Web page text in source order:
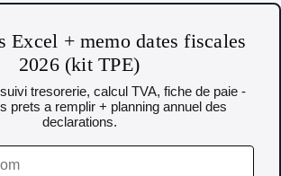
Excel + memo dates fiscales
2026 (kit TPE)
tresorerie, calcul TVA, fiche de paie -
prets a remplir + planning annuel des
declarations.